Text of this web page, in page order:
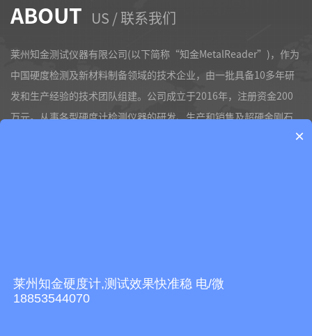
ABOUT US / 联系我们
莱州知金测试仪器有限公司(以下简称“知金MetalReader”)，作为
中国硬度检测及新材料制备领域的技术企业，由一批具备10多年研
发和生产经验的技术团队组建。公司成立于2016年，注册资金200
万元。从事各型硬度计检测仪器的研发、生产和销售及超硬金刚石
工具的研发与设计工作。产品包括：金相显微镜,金相抛光机,金相镶
ONLINE
×
莱州知金硬度计,测试效果快准稳 电/微
18853544070